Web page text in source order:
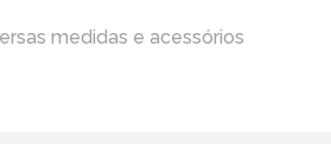
medidas e acessórios